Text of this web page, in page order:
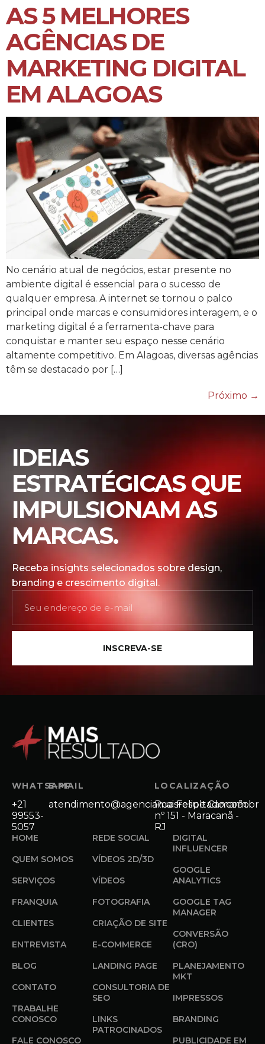
AS 5 MELHORES
AGÊNCIAS DE
MARKETING DIGITAL
EM ALAGOAS
No cenário atual de negócios, estar presente no
ambiente digital é essencial para o sucesso de
qualquer empresa. A internet se tornou o palco
principal onde marcas e consumidores interagem, e o
marketing digital é a ferramenta-chave para
conquistar e manter seu espaço nesse cenário
altamente competitivo. Em Alagoas, diversas agências
têm se destacado por […]
Próximo →
IDEIAS
ESTRATÉGICAS QUE
IMPULSIONAM AS
MARCAS.
Receba insights selecionados sobre design,
branding e crescimento digital.
INSCREVA-SE
WHATSAPP
+21
99553-
5057
E-MAIL
atendimento@agenciamaisresultado.com.br
LOCALIZAÇÃO
Rua Felipe Camarão
nº 151 - Maracanã -
RJ
HOME
QUEM SOMOS
SERVIÇOS
FRANQUIA
CLIENTES
ENTREVISTA
BLOG
CONTATO
TRABALHE
CONOSCO
FALE CONOSCO
REDE SOCIAL
VÍDEOS 2D/3D
VÍDEOS
FOTOGRAFIA
CRIAÇÃO DE SITE
E-COMMERCE
LANDING PAGE
CONSULTORIA DE
SEO
LINKS
PATROCINADOS
DIGITAL
INFLUENCER
GOOGLE
ANALYTICS
GOOGLE TAG
MANAGER
CONVERSÃO
(CRO)
PLANEJAMENTO
MKT
IMPRESSOS
BRANDING
PUBLICIDADE EM